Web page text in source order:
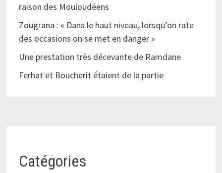
raison des Mouloudéens
Zougrana : « Dans le haut niveau, lorsqu’on rate
des occasions on se met en danger »
Une prestation très décevante de Ramdane
Ferhat et Boucherit étaient de la partie
Catégories